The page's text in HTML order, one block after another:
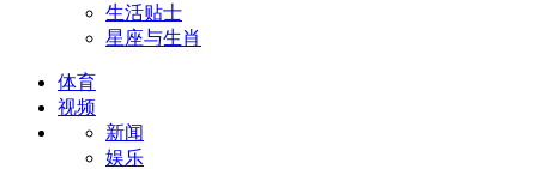
生活贴士
星座与生肖
体育
视频
新闻
娱乐